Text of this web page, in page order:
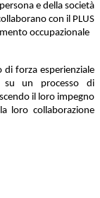
e della società
con il PLUS
occupazionale
di forza esperienziale
su un processo di
il loro impegno
loro collaborazione